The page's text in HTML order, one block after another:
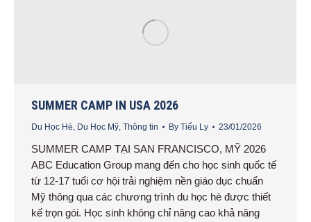
SUMMER CAMP IN USA 2026
Du Học Hè, Du Học Mỹ, Thông tin By Tiểu Ly 23/01/2026
SUMMER CAMP TẠI SAN FRANCISCO, MỸ 2026
ABC Education Group mang đến cho học sinh quốc tế
từ 12-17 tuổi cơ hội trải nghiệm nền giáo dục chuẩn
Mỹ thông qua các chương trình du học hè được thiết
kế trọn gói. Học sinh không chỉ nâng cao khả năng